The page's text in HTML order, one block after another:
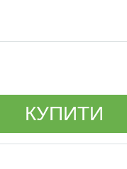
КУПИТИ